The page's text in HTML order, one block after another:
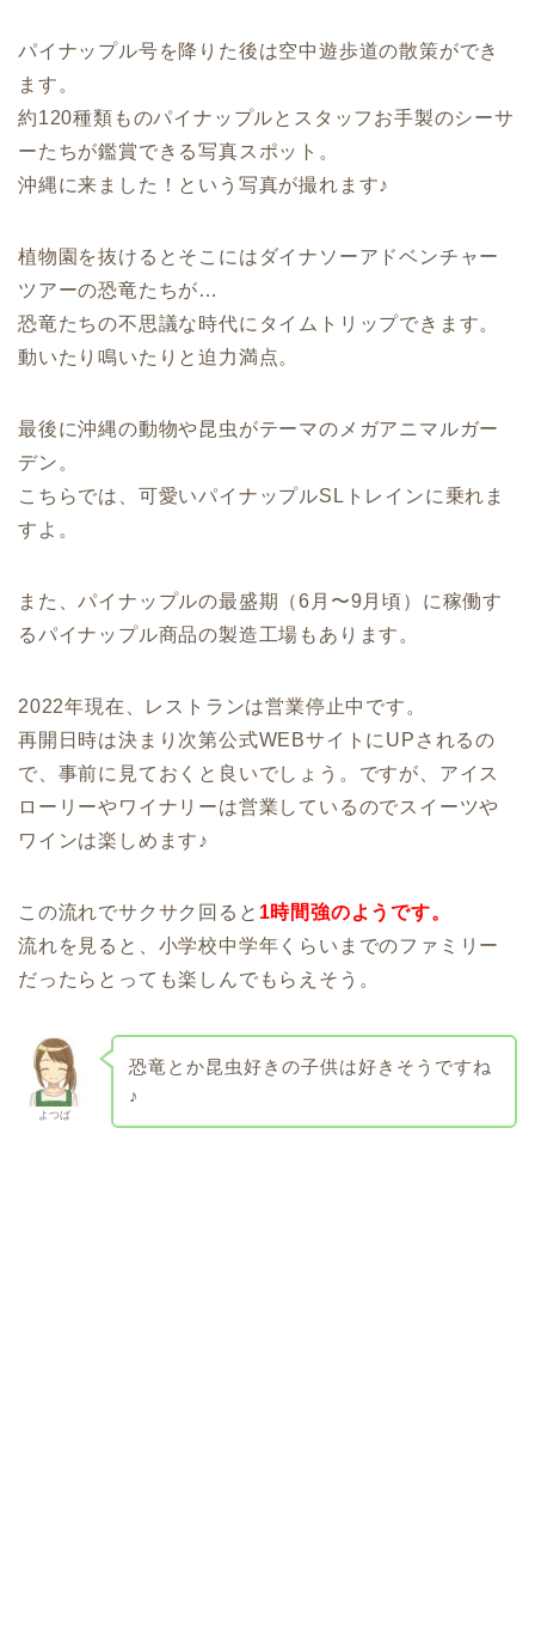
パイナップル号を降りた後は空中遊歩道の散策ができ
ます。
約120種類ものパイナップルとスタッフお手製のシーサ
ーたちが鑑賞できる写真スポット。
沖縄に来ました！という写真が撮れます♪
植物園を抜けるとそこにはダイナソーアドベンチャー
ツアーの恐竜たちが…
恐竜たちの不思議な時代にタイムトリップできます。
動いたり鳴いたりと迫力満点。
最後に沖縄の動物や昆虫がテーマのメガアニマルガー
デン。
こちらでは、可愛いパイナップルSLトレインに乗れま
すよ。
また、パイナップルの最盛期（6月〜9月頃）に稼働す
るパイナップル商品の製造工場もあります。
2022年現在、レストランは営業停止中です。
再開日時は決まり次第公式WEBサイトにUPされるの
で、事前に見ておくと良いでしょう。ですが、アイス
ローリーやワイナリーは営業しているのでスイーツや
ワインは楽しめます♪
この流れでサクサク回ると 1時間強のようです。
流れを見ると、小学校中学年くらいまでのファミリー
だったらとっても楽しんでもらえそう。
よつば
恐竜とか昆虫好きの子供は好きそうですね
♪